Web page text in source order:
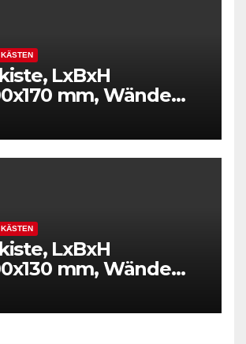
LxBxH
mm, Wände
1,50 kg, rot
LxBxH
mm, Wände
1,40 kg, rot